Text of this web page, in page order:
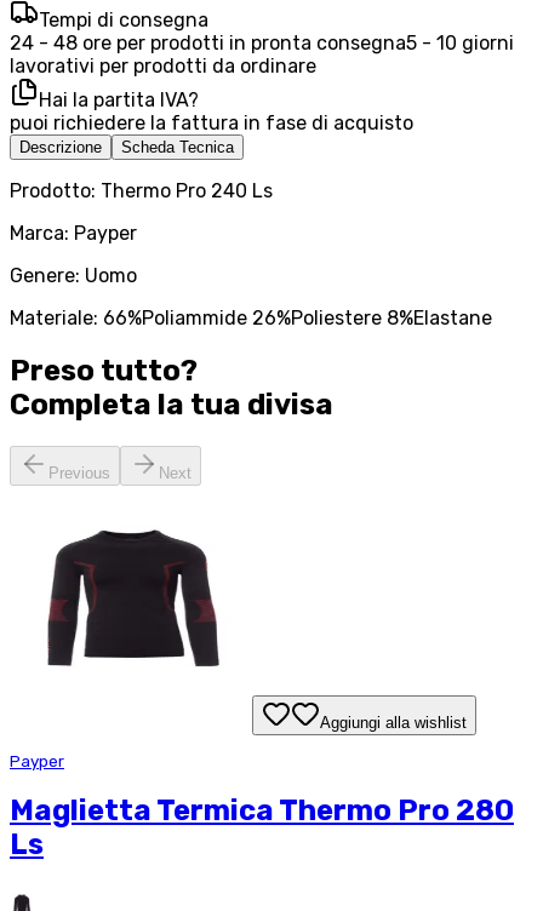
Tempi di consegna
24 - 48 ore per prodotti in pronta consegna5 - 10 giorni
lavorativi per prodotti da ordinare
Hai la partita IVA?
puoi richiedere la fattura in fase di acquisto
Descrizione Scheda Tecnica
Prodotto: Thermo Pro 240 Ls
Marca: Payper
Genere: Uomo
Materiale: 66%Poliammide 26%Poliestere 8%Elastane
Preso tutto?
Completa la tua divisa
Previous Next
Aggiungi alla wishlist
Payper
Maglietta Termica Thermo Pro 280
Ls